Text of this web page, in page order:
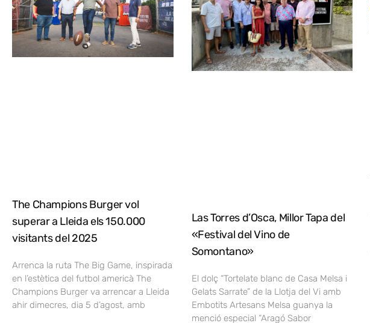
The Champions Burger vol
superar a Lleida els 150.000
visitants del 2025
Arrenca la ruta The Big Game, inspirada
en l’estètica del futbol americà The
Champions Burger va arrencar a Lleida
ahir dimecres, dia 5 d’agost, amb
Las Torres d’Osca, Millor Tapa del
«Festival del Vino de
Somontano»
El dolç “Tortelate blanc de Casa Melsa i
Gelats Sarrate” de la Llotja del Vi amb
Embotits Artesans Melsa guanya la
menció especial “Aragó Sabor